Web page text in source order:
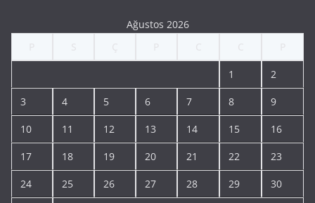
Ağustos 2026
1 2
3 4 5 6 7 8 9
10 11 12 13 14 15 16
17 18 19 20 21 22 23
24 25 26 27 28 29 30